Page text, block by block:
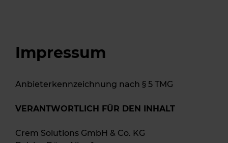
Impressum
Anbieterkennzeichnung nach § 5 TMG
VERANTWORTLICH FÜR DEN INHALT
Crem Solutions GmbH & Co. KG